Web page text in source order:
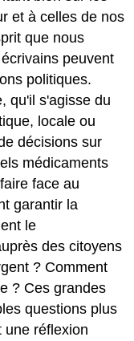
et à celles de nos
que nous
peuvent
politiques.
qu'il s'agisse du
locale ou
décisions sur
médicaments
face au
garantir la
le
des citoyens
? Comment
? Ces grandes
questions plus
une réflexion